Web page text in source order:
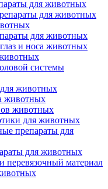
для животных
для животных
для животных
и носа животных
системы
животных
животных
животных
для животных
препараты для
для животных
перевязочный материал